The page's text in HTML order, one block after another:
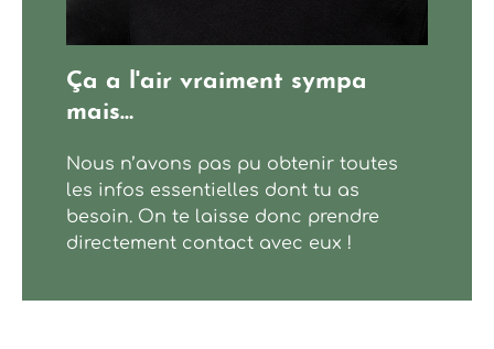
Ça a l'air vraiment sympa
mais…
Nous n’avons pas pu obtenir toutes
les infos essentielles dont tu as
besoin. On te laisse donc prendre
directement contact avec eux !